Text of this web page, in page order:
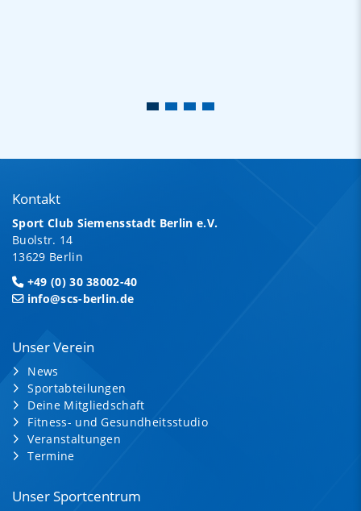
Kontakt
Sport Club Siemensstadt Berlin e.V.
Buolstr. 14
13629 Berlin
+49 (0) 30 38002-40
info@scs-berlin.de
Unser Verein
News
Sportabteilungen
Deine Mitgliedschaft
Fitness- und Gesundheitsstudio
Veranstaltungen
Termine
Unser Sportcentrum